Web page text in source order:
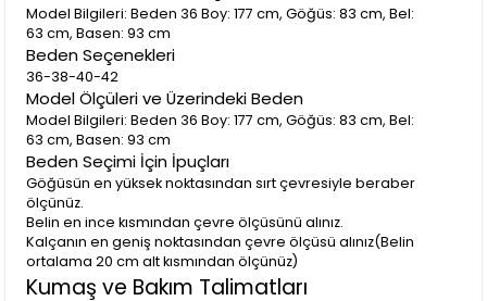
Model Bilgileri: Beden 36 Boy: 177 cm, Göğüs: 83 cm, Bel:
63 cm, Basen: 93 cm
Beden Seçenekleri
36-38-40-42
Model Ölçüleri ve Üzerindeki Beden
Model Bilgileri: Beden 36 Boy: 177 cm, Göğüs: 83 cm, Bel:
63 cm, Basen: 93 cm
Beden Seçimi İçin İpuçları
Göğüsün en yüksek noktasından sırt çevresiyle beraber
ölçünüz.
Belin en ince kısmından çevre ölçüsünü alınız.
Kalçanın en geniş noktasından çevre ölçüsü alınız(Belin
ortalama 20 cm alt kısmından ölçünüz)
Kumaş ve Bakım Talimatları